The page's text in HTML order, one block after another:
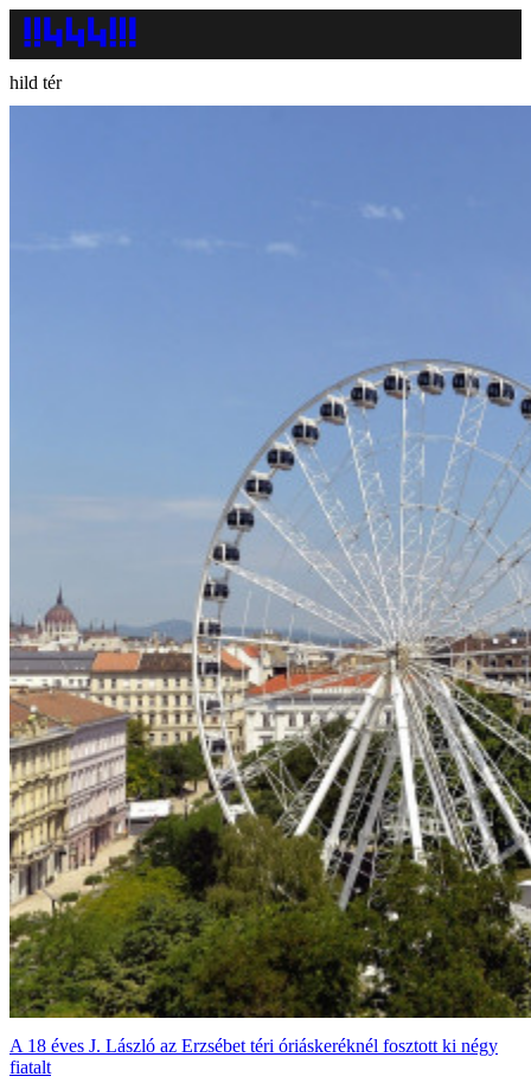
hild tér
A 18 éves J. László az Erzsébet téri óriáskeréknél fosztott ki négy
fiatalt